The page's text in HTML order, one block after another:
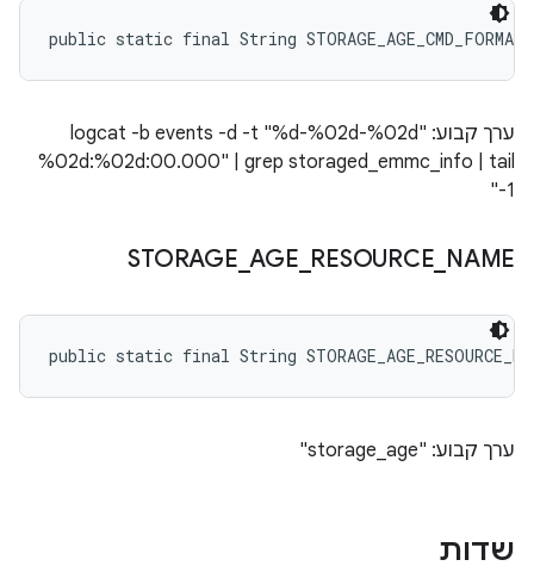
public static final String STORAGE_AGE_CMD_FORMAT
ערך קבוע: "logcat -b events -d -t "%d-%02d-%02d
%02d:%02d:00.000" | grep storaged_emmc_info | tail
-1"
STORAGE _AGE RESOURCE NAME
public static final String
ערך קבוע: "storage_age"
שדות